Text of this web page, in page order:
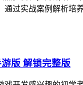
通过实战案例解析培
版 解锁完整版